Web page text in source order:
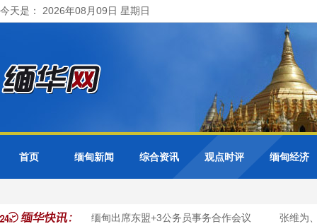
今天是： 2026年08月09日 星期日
首页 缅甸新闻 综合资讯 观点时评 缅甸经济
字化转型 缅甸出席东盟+3公务员事务合作会议 张维为、